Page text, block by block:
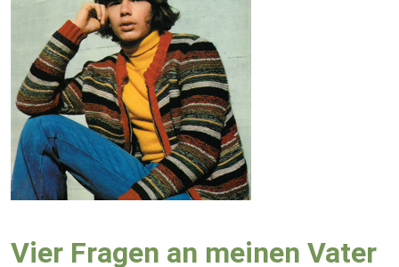
Vier Fragen an meinen Vater